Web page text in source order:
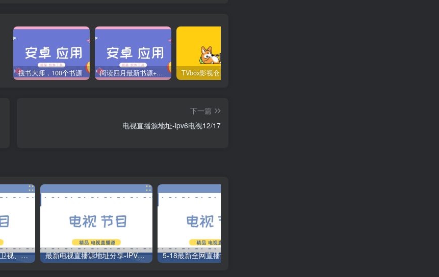
搜书大师，100个书源 阅读四月最新书源+阅读TTS语音引擎安装教程
下一篇
电视直播源地址-ipv6电视12/17
直播源最新极速流畅，卫视、央视、newtv、sitv、百事通、咪咕 最新电视直播源地址分享-IPV6可用2/12 5-18最新全网直播源，一窝端